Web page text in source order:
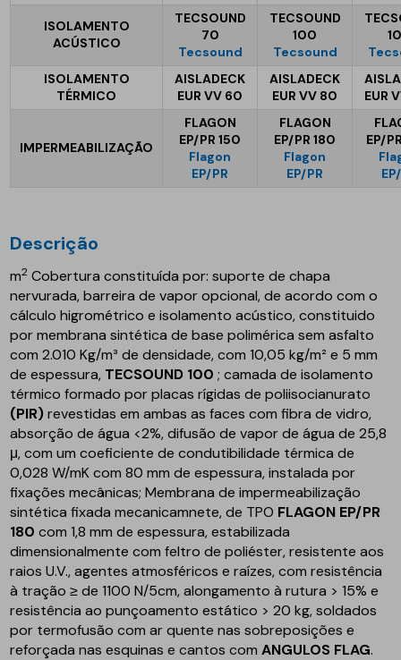
ISOLAMENTO
ACÚSTICO
TECSOUND
70
Tecsound
TECSOUND
100
Tecsound
ISOLAMENTO
TÉRMICO
AISLADECK
EUR VV 60
AISLADECK
EUR VV 80
EUR
IMPERMEABILIZAÇÃO
FLAGON
EP/PR 150
Flagon
EP/PR
FLAGON
EP/PR 180
Flagon
EP/PR
EP/
Descrição
m2 Cobertura constituída por: suporte de chapa
nervurada, barreira de vapor opcional, de acordo com o
cálculo higrométrico e isolamento acústico, constituido
por membrana sintética de base polimérica sem asfalto
com 2.010 Kg/m³ de densidade, com 10,05 kg/m² e 5 mm
de espessura, TECSOUND 100 ; camada de isolamento
térmico formado por placas rígidas de poliisocianurato
(PIR)revestidas em ambas as faces com fibra de vidro,
absorção de água <2%, difusão de vapor de água de 25,8
μ, com um coeficiente de condutibilidade térmica de
0,028 W/mK com 80 mm de espessura, instalada por
fixações mecânicas; Membrana de impermeabilização
sintética fixada mecanicamnete, de TPO FLAGON EP/PR
180 com 1,8 mm de espessura, estabilizada
dimensionalmente com feltro de poliéster, resistente aos
raios U.V., agentes atmosféricos e raízes, com resistência
à tração ≥ de 1100 N/5cm, alongamento à rutura > 15% e
resistência ao punçoamento estático > 20 kg, soldados
por termofusão com ar quente nas sobreposições e
reforçada nas esquinas e cantos comANGULOS FLAG.